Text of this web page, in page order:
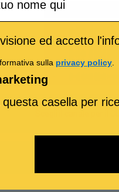
ed accetto
sulla privacy policy
questa casella per